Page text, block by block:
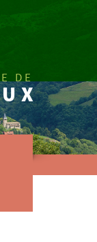
DE